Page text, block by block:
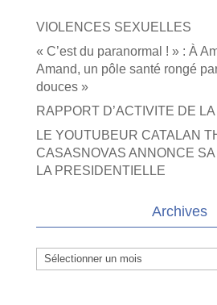
VIOLENCES SEXUELLES
« C’est du paranormal ! » : À
Amand, un pôle santé rongé
douces »
RAPPORT D’ACTIVITE DE
LE YOUTUBEUR CATALAN
CASASNOVAS ANNONCE
LA PRESIDENTIELLE
Archives
Archives